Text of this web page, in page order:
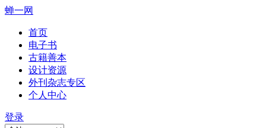
蝉一网
首页
电子书
古籍善本
设计资源
外刊杂志专区
个人中心
登录